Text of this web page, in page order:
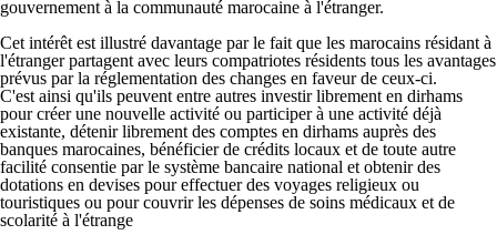
gouvernement à la communauté marocaine à l'étranger.
Cet intérêt est illustré davantage par le fait que les marocains résidant à
l'étranger partagent avec leurs compatriotes résidents tous les avantages
prévus par la réglementation des changes en faveur de ceux-ci.
C'est ainsi qu'ils peuvent entre autres investir librement en dirhams
pour créer une nouvelle activité ou participer à une activité déjà
existante, détenir librement des comptes en dirhams auprès des
banques marocaines, bénéficier de crédits locaux et de toute autre
facilité consentie par le système bancaire national et obtenir des
dotations en devises pour effectuer des voyages religieux ou
touristiques ou pour couvrir les dépenses de soins médicaux et de
scolarité à l'étrange